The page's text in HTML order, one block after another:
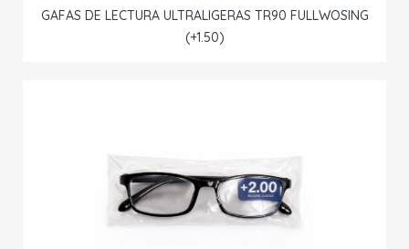
GAFAS DE LECTURA ULTRALIGERAS TR90 FULLWOSING
(+1.50)